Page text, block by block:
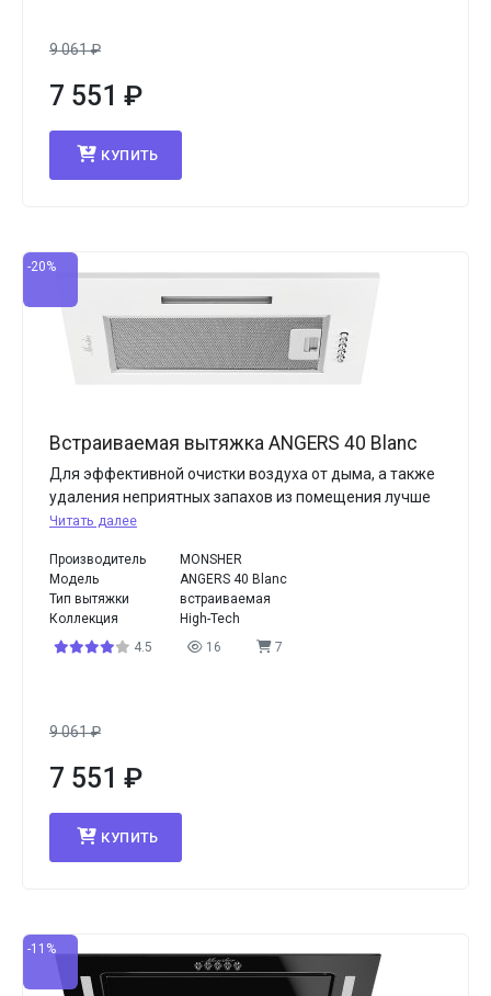
9 061₽
7 551 ₽
КУПИТЬ
-20%
Встраиваемая вытяжка ANGERS 40 Blanc
Для эффективной очистки воздуха от дыма, а также
удаления неприятных запахов из помещения лучше
Читать далее
Производитель
MONSHER
Модель
ANGERS 40 Blanc
Тип вытяжки
встраиваемая
Коллекция
High-Tech
4.5
16 7
9 061₽
7 551 ₽
КУПИТЬ
-11%